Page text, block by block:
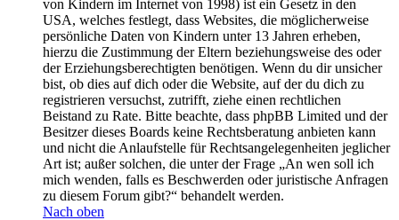
von Kindern im Internet von 1998) ist ein Gesetz in den
USA, welches festlegt, dass Websites, die möglicherweise
persönliche Daten von Kindern unter 13 Jahren erheben,
hierzu die Zustimmung der Eltern beziehungsweise des oder
der Erziehungsberechtigten benötigen. Wenn du dir unsicher
bist, ob dies auf dich oder die Website, auf der du dich zu
registrieren versuchst, zutrifft, ziehe einen rechtlichen
Beistand zu Rate. Bitte beachte, dass phpBB Limited und der
Besitzer dieses Boards keine Rechtsberatung anbieten kann
und nicht die Anlaufstelle für Rechtsangelegenheiten jeglicher
Art ist; außer solchen, die unter der Frage „An wen soll ich
mich wenden, falls es Beschwerden oder juristische Anfragen
zu diesem Forum gibt?“ behandelt werden.
Nach oben